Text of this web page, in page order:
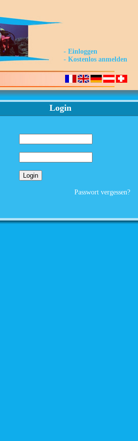
- Einloggen
- Kostenlos anmelden
Login
Passwort vergessen?